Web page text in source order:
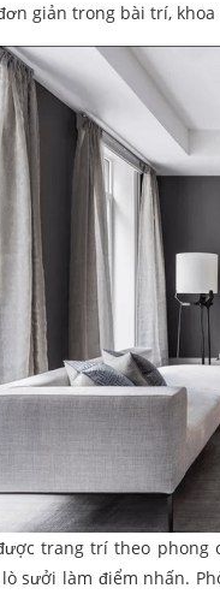
giản trong bài trí,
trang trí theo phong
sưởi làm điểm nhấn.